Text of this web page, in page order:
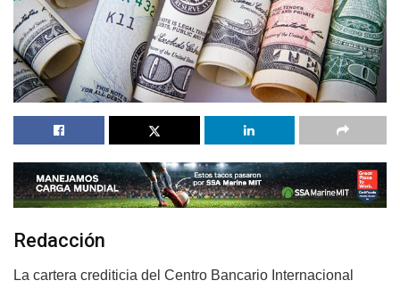
Redacción
La cartera crediticia del Centro Bancario Internacional